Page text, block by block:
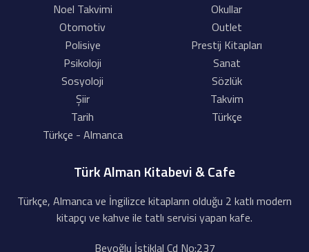
Noel Takvimi
Okullar
Otomotiv
Outlet
Polisiye
Prestij Kitapları
Psikoloji
Sanat
Sosyoloji
Sözlük
Şiir
Takvim
Tarih
Türkçe
Türkçe - Almanca
Türk Alman Kitabevi & Cafe
Türkçe, Almanca ve İngilizce kitapların olduğu 2 katlı modern
kitapçı ve kahve ile tatlı servisi yapan kafe.
Beyoğlu İstiklal Cd No:237